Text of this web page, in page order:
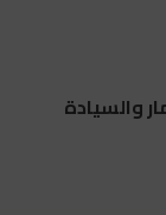
والسيادة